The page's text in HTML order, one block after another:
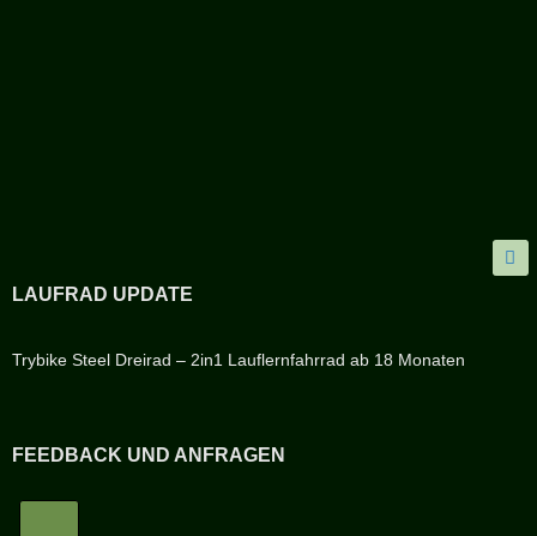
LAUFRAD UPDATE
Trybike Steel Dreirad – 2in1 Lauflernfahrrad ab 18 Monaten
FEEDBACK UND ANFRAGEN